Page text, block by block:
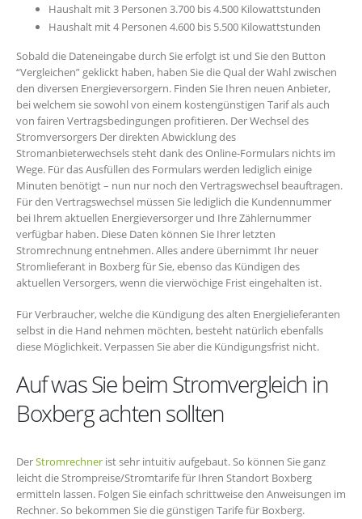
Haushalt mit 3 Personen 3.700 bis 4.500 Kilowattstunden
Haushalt mit 4 Personen 4.600 bis 5.500 Kilowattstunden
Sobald die Dateneingabe durch Sie erfolgt ist und Sie den Button
“Vergleichen” geklickt haben, haben Sie die Qual der Wahl zwischen
den diversen Energieversorgern. Finden Sie Ihren neuen Anbieter,
bei welchem sie sowohl von einem kostengünstigen Tarif als auch
von fairen Vertragsbedingungen profitieren. Der Wechsel des
Stromversorgers Der direkten Abwicklung des
Stromanbieterwechsels steht dank des Online-Formulars nichts im
Wege. Für das Ausfüllen des Formulars werden lediglich einige
Minuten benötigt – nun nur noch den Vertragswechsel beauftragen.
Für den Vertragswechsel müssen Sie lediglich die Kundennummer
bei Ihrem aktuellen Energieversorger und Ihre Zählernummer
verfügbar haben. Diese Daten können Sie Ihrer letzten
Stromrechnung entnehmen. Alles andere übernimmt Ihr neuer
Stromlieferant in Boxberg für Sie, ebenso das Kündigen des
aktuellen Versorgers, wenn die vierwöchige Frist eingehalten ist.
Für Verbraucher, welche die Kündigung des alten Energielieferanten
selbst in die Hand nehmen möchten, besteht natürlich ebenfalls
diese Möglichkeit. Verpassen Sie aber die Kündigungsfrist nicht.
Auf was Sie beim Stromvergleich in
Boxberg achten sollten
DerStromrechner ist sehr intuitiv aufgebaut. So können Sie ganz
leicht die Strompreise/Stromtarife für Ihren Standort Boxberg
ermitteln lassen. Folgen Sie einfach schrittweise den Anweisungen im
Rechner. So bekommen Sie die günstigen Tarife für Boxberg.